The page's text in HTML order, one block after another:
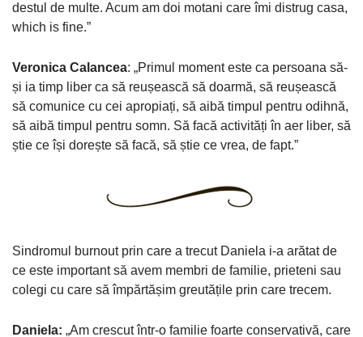
destul de multe. Acum am doi motani care îmi distrug casa,
which is fine.”
Veronica Calancea: „Primul moment este ca persoana să-
și ia timp liber ca să reușească să doarmă, să reușească
să comunice cu cei apropiați, să aibă timpul pentru odihnă,
să aibă timpul pentru somn. Să facă activități în aer liber, să
știe ce își dorește să facă, să știe ce vrea, de fapt.”
Sindromul burnout prin care a trecut Daniela i-a arătat de
ce este important să avem membri de familie, prieteni sau
colegi cu care să împărtășim greutățile prin care trecem.
Daniela: „Am crescut într-o familie foarte conservativă, care